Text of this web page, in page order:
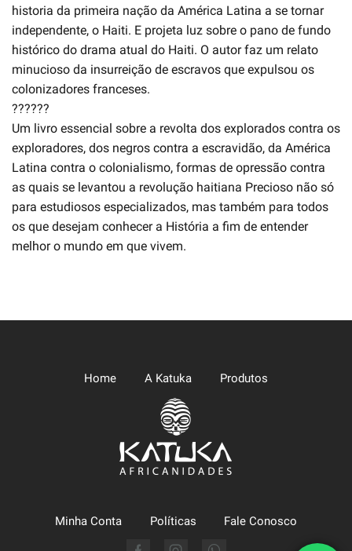
historia da primeira nação da América Latina a se tornar
independente, o Haiti. E projeta luz sobre o pano de fundo
histórico do drama atual do Haiti. O autor faz um relato
minucioso da insurreição de escravos que expulsou os
colonizadores franceses.
??????
Um livro essencial sobre a revolta dos explorados contra os
exploradores, dos negros contra a escravidão, da América
Latina contra o colonialismo, formas de opressão contra
as quais se levantou a revolução haitiana Precioso não só
para estudiosos especializados, mas também para todos
os que desejam conhecer a História a fim de entender
melhor o mundo em que vivem.
Home A Katuka Produtos
Minha Conta Políticas Fale Conosco